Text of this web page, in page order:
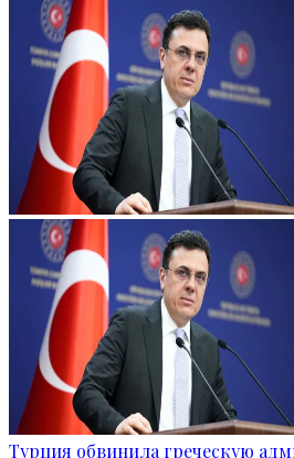
Турция обвинила греческую